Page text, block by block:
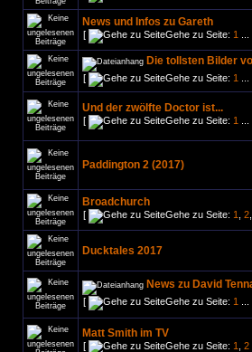
News und Infos zu Gareth
[ Gehe zu Seite: 1
Die tollsten Bilder
[ Gehe zu Seite: 1
Und der zwölfte Doctor ist...
[ Gehe zu Seite: 1
Paddington 2 (2017)
Broadchurch
[ Gehe zu Seite: 1 2
Ducktales 2017
News zu David
[ Gehe zu Seite: 1
Matt Smith im TV
[ Gehe zu Seite: 1 2